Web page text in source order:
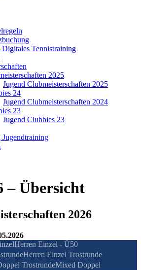
Tennistraining
2025
Jugend Clubmeisterschaften 2025
24
Jugend Clubmeisterschaften 2024
23
Jugend Clubbies 23
– Übersicht
2026
Herren Einzel - Ü50
Herren Einzel Trostrunde
TrostrundeMixed Doppel